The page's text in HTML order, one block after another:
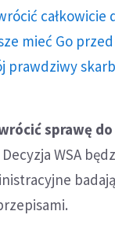
mieć Go
prawdziwy
sprawę
Decyzja WSA